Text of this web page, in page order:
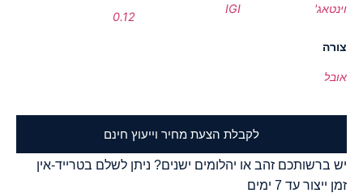
וינטאג' IGI
0.12
צורה
אובל
לקבלת הצעת מחיר וייעוץ חינם
יש ברשותכם זהב או יהלומים ישנים? ניתן לשלם בטרייד-אין
זמן ייצור עד 7 ימים